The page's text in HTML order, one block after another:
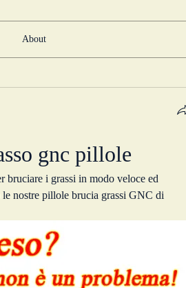
About
gnc pillole
i grassi in modo veloce ed
nostre pillole brucia grassi GNC di